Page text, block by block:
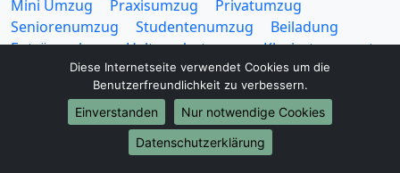
Mini Umzug
Praxisumzug
Privatumzug
Seniorenumzug
Studentenumzug
Beiladung
Entrümpelung
Halteverbotszone
Klaviertransport
Möbellift
Haushaltsauflösung
Möbeltaxi
Möbelmitfahrzentrale
Umzugskartons
Diese Internetseite verwendet Cookies um die
Benutzerfreundlichkeit zu verbessern.
Einverstanden
Nur notwendige Cookies
Datenschutzerklärung